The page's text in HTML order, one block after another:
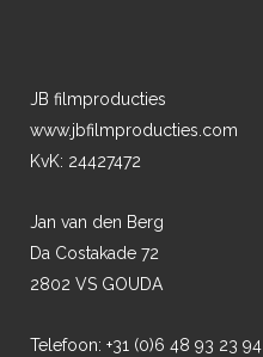
JB filmproducties
www.jbfilmproducties.com
KvK: 24427472
Jan van den Berg
Da Costakade 72
2802 VS GOUDA
Telefoon: +31 (0)6 48 93 23 94